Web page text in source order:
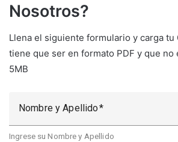
Nosotros?
Llena el siguiente formulario y carga tu
tiene que ser en formato PDF y que no
5MB
Nombre y Apellido
Ingrese su Nombre y Apellido